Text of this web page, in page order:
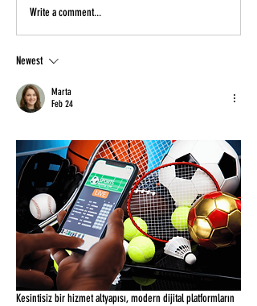
Write a comment...
Newest
Marta
Feb 24
Kesintisiz bir hizmet altyapısı, modern dijital platformların